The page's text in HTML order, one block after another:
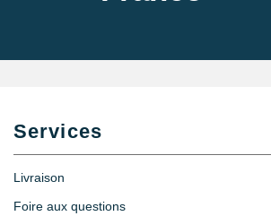
Services
Livraison
Foire aux questions